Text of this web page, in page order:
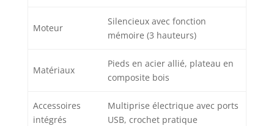
est composé de quatre
parties distinctes
Moteur
Silencieux avec fonction
mémoire (3 hauteurs)
Matériaux
Pieds en acier allié, plateau en
composite bois
Accessoires
intégrés
Multiprise électrique avec ports
USB, crochet pratique